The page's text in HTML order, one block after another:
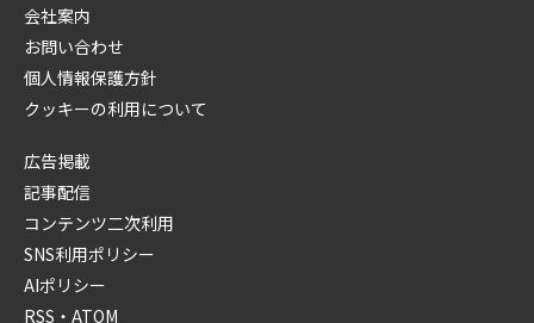
会社案内
お問い合わせ
個人情報保護方針
クッキーの利用について
広告掲載
記事配信
コンテンツ二次利用
SNS利用ポリシー
AIポリシー
RSS・ATOM